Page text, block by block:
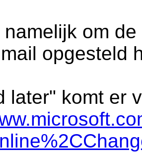
namelijk om
opgesteld
later" komt er